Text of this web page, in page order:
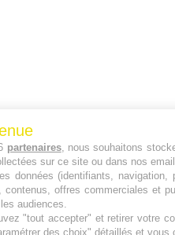
A PROPOS
Qui sommes
Mentions
partenaires, nous souhaitons
sur ce site ou dans nos
données (identifiants,
contenus, offres commerciales et
audiences.
"tout accepter" et retirer votre
des choix" détaillés et vous